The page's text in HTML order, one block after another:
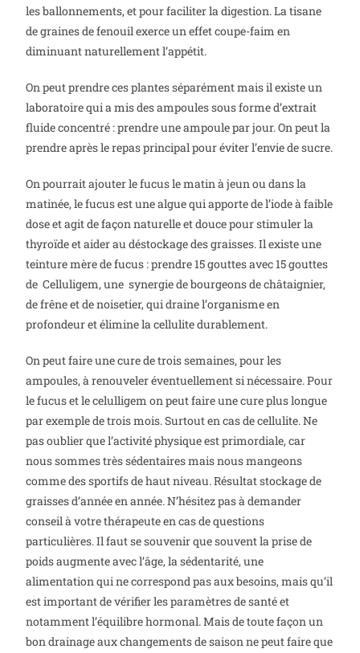
les ballonnements, et pour faciliter la digestion. La tisane
de graines de fenouil exerce un effet coupe-faim en
diminuant naturellement l’appétit.
On peut prendre ces plantes séparément mais il existe un
laboratoire qui a mis des ampoules sous forme d’extrait
fluide concentré : prendre une ampoule par jour. On peut la
prendre après le repas principal pour éviter l’envie de sucre.
On pourrait ajouter le fucus le matin à jeun ou dans la
matinée, le fucus est une algue qui apporte de l’iode à faible
dose et agit de façon naturelle et douce pour stimuler la
thyroïde et aider au déstockage des graisses. Il existe une
teinture mère de fucus : prendre 15 gouttes avec 15 gouttes
de Celluligem, une synergie de bourgeons de châtaignier,
de frêne et de noisetier, qui draine l’organisme en
profondeur et élimine la cellulite durablement.
On peut faire une cure de trois semaines, pour les
ampoules, à renouveler éventuellement si nécessaire. Pour
le fucus et le celulligem on peut faire une cure plus longue
par exemple de trois mois. Surtout en cas de cellulite. Ne
pas oublier que l’activité physique est primordiale, car
nous sommes très sédentaires mais nous mangeons
comme des sportifs de haut niveau. Résultat stockage de
graisses d’année en année. N’hésitez pas à demander
conseil à votre thérapeute en cas de questions
particulières. Il faut se souvenir que souvent la prise de
poids augmente avec l’âge, la sédentarité, une
alimentation qui ne correspond pas aux besoins, mais qu’il
est important de vérifier les paramètres de santé et
notamment l’équilibre hormonal. Mais de toute façon un
bon drainage aux changements de saison ne peut faire que